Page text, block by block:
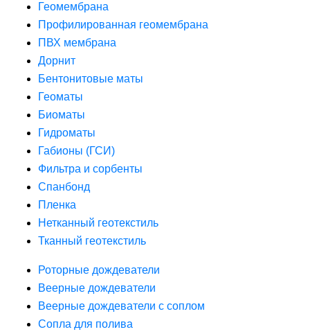
Геомембрана
Профилированная геомембрана
ПВХ мембрана
Дорнит
Бентонитовые маты
Геоматы
Биоматы
Гидроматы
Габионы (ГСИ)
Фильтра и сорбенты
Спанбонд
Пленка
Нетканный геотекстиль
Тканный геотекстиль
Роторные дождеватели
Веерные дождеватели
Веерные дождеватели с соплом
Сопла для полива